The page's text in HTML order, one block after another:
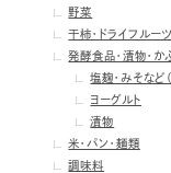
野菜
干柿・ドライフルーツ
発酵食品・漬物・か
塩麹・みそなど
ヨーグルト
漬物
米・パン・麺類
調味料